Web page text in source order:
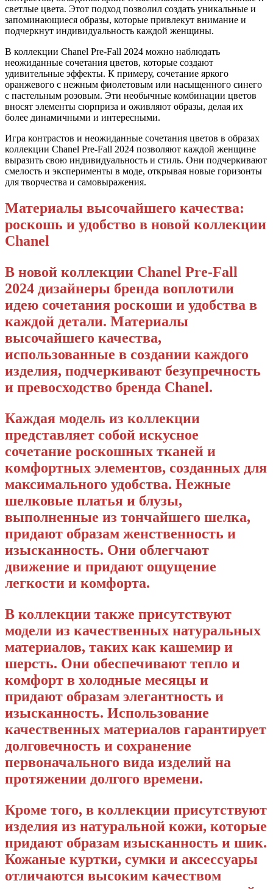
светлые цвета. Этот подход позволил создать уникальные и
запоминающиеся образы, которые привлекут внимание и
подчеркнут индивидуальность каждой женщины.
В коллекции Chanel Pre-Fall 2024 можно наблюдать
неожиданные сочетания цветов, которые создают
удивительные эффекты. К примеру, сочетание яркого
оранжевого с нежным фиолетовым или насыщенного синего
с пастельным розовым. Эти необычные комбинации цветов
вносят элементы сюрприза и оживляют образы, делая их
более динамичными и интересными.
Игра контрастов и неожиданные сочетания цветов в образах
коллекции Chanel Pre-Fall 2024 позволяют каждой женщине
выразить свою индивидуальность и стиль. Они подчеркивают
смелость и эксперименты в моде, открывая новые горизонты
для творчества и самовыражения.
Материалы высочайшего качества:
роскошь и удобство в новой коллекции
Chanel
В новой коллекции Chanel Pre-Fall
2024 дизайнеры бренда воплотили
идею сочетания роскоши и удобства в
каждой детали. Материалы
высочайшего качества,
использованные в создании каждого
изделия, подчеркивают безупречность
и превосходство бренда Chanel.
Каждая модель из коллекции
представляет собой искусное
сочетание роскошных тканей и
комфортных элементов, созданных для
максимального удобства. Нежные
шелковые платья и блузы,
выполненные из тончайшего шелка,
придают образам женственность и
изысканность. Они облегчают
движение и придают ощущение
легкости и комфорта.
В коллекции также присутствуют
модели из качественных натуральных
материалов, таких как кашемир и
шерсть. Они обеспечивают тепло и
комфорт в холодные месяцы и
придают образам элегантность и
изысканность. Использование
качественных материалов гарантирует
долговечность и сохранение
первоначального вида изделий на
протяжении долгого времени.
Кроме того, в коллекции присутствуют
изделия из натуральной кожи, которые
придают образам изысканность и шик.
Кожаные куртки, сумки и аксессуары
отличаются высоким качеством